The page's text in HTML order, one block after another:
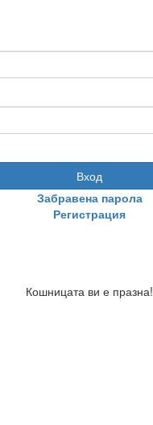
Вход
Забравена парола
Регистрация
Кошницата ви е празна!